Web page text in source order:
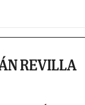
REVILLA